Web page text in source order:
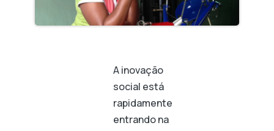
A inovação
social está
rapidamente
entrando na